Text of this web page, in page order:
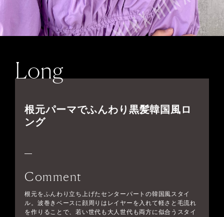
Long
根元パーマでふんわり黒髪韓国風ロ
ング
Comment
根元をふんわり立ち上げたセンターパートの韓国風スタイ
ル。波巻きベースに顔周りはレイヤーを入れて軽さと毛流れ
を作りることで、若い世代も大人世代も両方に似合うスタイ